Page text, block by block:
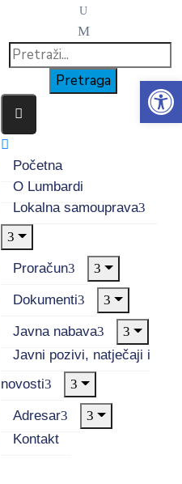
Početna
O Lumbardi
Lokalna samouprava
Proračun
Dokumenti
Javna nabava
Javni pozivi, natječaji i
novosti
Adresar
Kontakt